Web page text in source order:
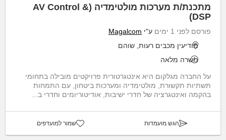
מתכנת/ת מערכות מולטימדיה (AV Control &
DSP)
פורסם לפני 1 ימים ע"י Magalcom
מודיעין מכבים רעות, שוהם
משרה מלאה
על החברה מגלקום היא אינטגרטורית פרויקטים מובילה בתחומי
תשתיות תקשורת, מולטימדיה ומערכות ביטחון, עם התמחות
בהקמה ואינטגרציה של חדרי ישיבות, אודיטוריומים וחדרי ב...
הגש מועמדות שמור למועדפים